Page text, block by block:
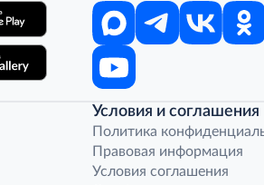
Условия и соглашения
Политика
Правовая информация
Условия соглашения